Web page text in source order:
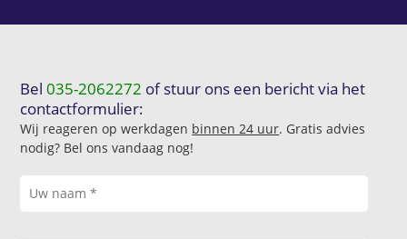
Bel035-2062272 of stuur ons een bericht via het
contactformulier:
Wij reageren op werkdagen binnen 24 uur. Gratis advies
nodig? Bel ons vandaag nog!